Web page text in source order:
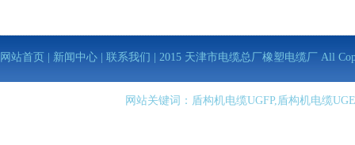
网站首页 新闻中心 联系我们 | 2015 天津市电缆总厂橡塑电缆厂 All
网站关键词：盾构机电缆UGFP,盾构机电缆